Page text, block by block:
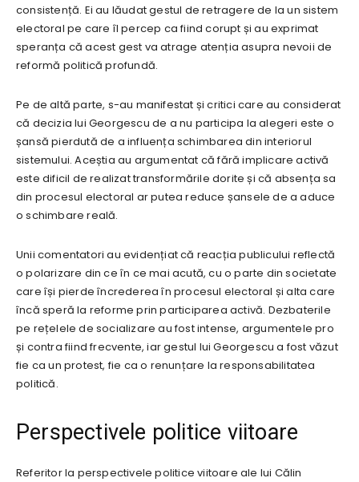
consistență. Ei au lăudat gestul de retragere de la un sistem
electoral pe care îl percep ca fiind corupt și au exprimat
speranța că acest gest va atrage atenția asupra nevoii de
reformă politică profundă.
Pe de altă parte, s-au manifestat și critici care au considerat
că decizia lui Georgescu de a nu participa la alegeri este o
șansă pierdută de a influența schimbarea din interiorul
sistemului. Aceștia au argumentat că fără implicare activă
este dificil de realizat transformările dorite și că absența sa
din procesul electoral ar putea reduce șansele de a aduce
o schimbare reală.
Unii comentatori au evidențiat că reacția publicului reflectă
o polarizare din ce în ce mai acută, cu o parte din societate
care își pierde încrederea în procesul electoral și alta care
încă speră la reforme prin participarea activă. Dezbaterile
pe rețelele de socializare au fost intense, argumentele pro
și contra fiind frecvente, iar gestul lui Georgescu a fost văzut
fie ca un protest, fie ca o renunțare la responsabilitatea
politică.
Perspectivele politice viitoare
Referitor la perspectivele politice viitoare ale lui Călin